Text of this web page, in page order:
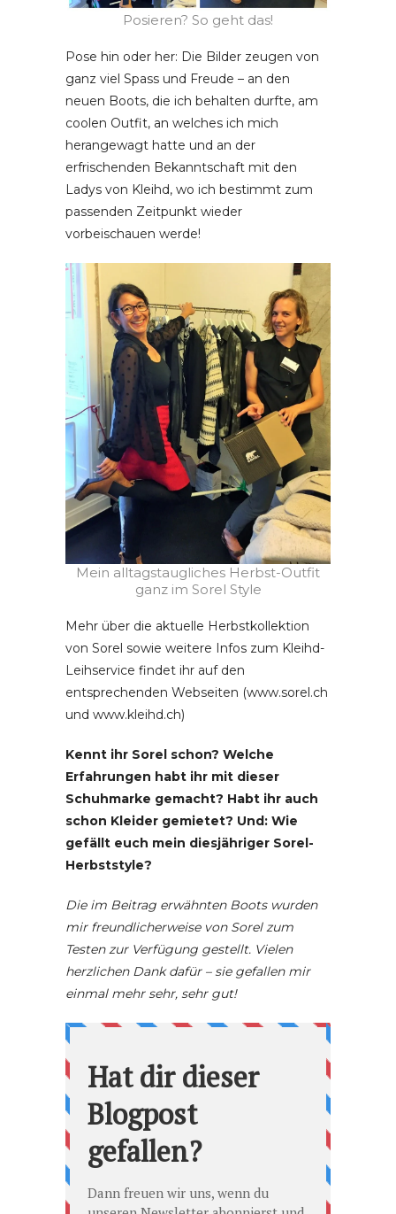
Posieren? So geht das!
Pose hin oder her: Die Bilder zeugen von
ganz viel Spass und Freude – an den
neuen Boots, die ich behalten durfte, am
coolen Outfit, an welches ich mich
herangewagt hatte und an der
erfrischenden Bekanntschaft mit den
Ladys von Kleihd, wo ich bestimmt zum
passenden Zeitpunkt wieder
vorbeischauen werde!
Mein alltagstaugliches Herbst-Outfit
ganz im Sorel Style
Mehr über die aktuelle Herbstkollektion
von Sorel sowie weitere Infos zum Kleihd-
Leihservice findet ihr auf den
entsprechenden Webseiten (www.sorel.ch
und www.kleihd.ch)
Kennt ihr Sorel schon? Welche
Erfahrungen habt ihr mit dieser
Schuhmarke gemacht? Habt ihr auch
schon Kleider gemietet? Und: Wie
gefällt euch mein diesjähriger Sorel-
Herbststyle?
Die im Beitrag erwähnten Boots wurden
mir freundlicherweise von Sorel zum
Testen zur Verfügung gestellt. Vielen
herzlichen Dank dafür – sie gefallen mir
einmal mehr sehr, sehr gut!